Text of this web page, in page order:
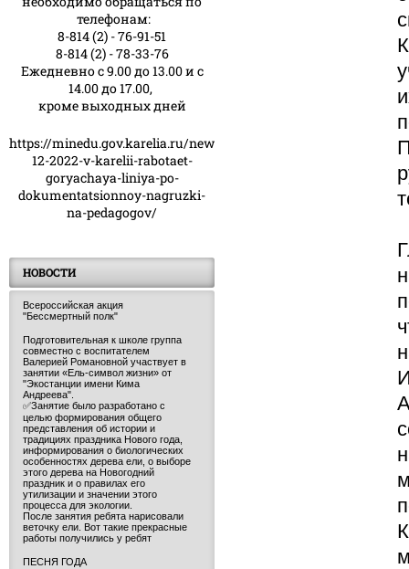
телефонам:
8-814 (2) - 76-91-51
8-814 (2) - 78-33-76
Ежедневно с 9.00 до 13.00 и с
14.00 до 17.00,
кроме выходных дней
https://minedu.gov.karelia.ru/news/23-
12-2022-v-karelii-rabotaet-
goryachaya-liniya-po-
dokumentatsionnoy-nagruzki-
na-pedagogov/
НОВОСТИ
Всероссийская акция
"Бессмертный полк"
Подготовительная к школе группа
совместно с воспитателем
Валерией Романовной участвует в
занятии «Ель-символ жизни» от
"Экостанции имени Кима
Андреева".
✅Занятие было разработано с
целью формирования общего
представления об истории и
традициях праздника Нового года,
информирования о биологических
особенностях дерева ели, о выборе
этого дерева на Новогодний
праздник и о правилах его
утилизации и значении этого
процесса для экологии.
После занятия ребята нарисовали
веточку ели. Вот такие прекрасные
работы получились у ребят
ПЕСНЯ ГОДА